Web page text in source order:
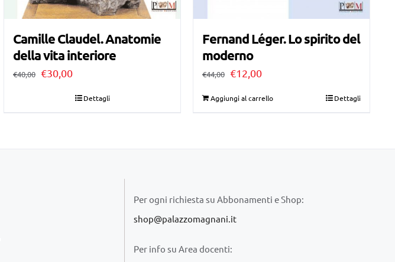
Camille Claudel. Anatomie
della vita interiore
€40,00 Il
€30,00Il
Dettagli
Fernand Léger. Lo spirito del
moderno
€44,00 Il
€12,00Il
Aggiungi al carrello Dettagli
Per ogni richiesta su Abbonamenti e Shop:
shop@palazzomagnani.it
Per info su Area docenti: